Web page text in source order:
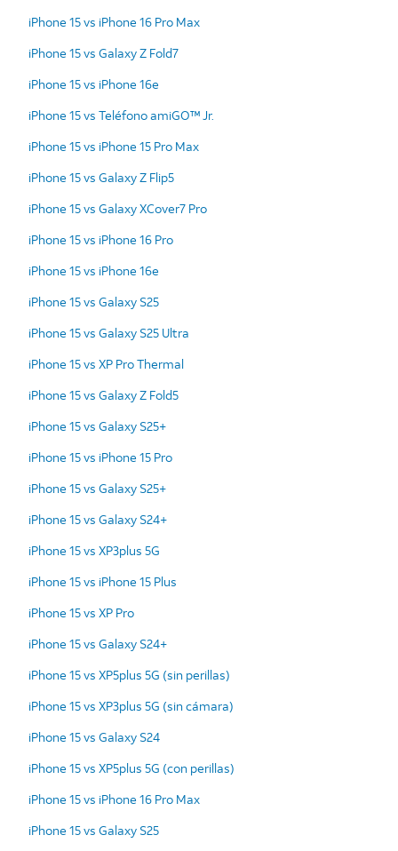
iPhone 15 vs iPhone 16 Pro Max
iPhone 15 vs Galaxy Z Fold7
iPhone 15 vs iPhone 16e
iPhone 15 vs Teléfono amiGO™ Jr.
iPhone 15 vs iPhone 15 Pro Max
iPhone 15 vs Galaxy Z Flip5
iPhone 15 vs Galaxy XCover7 Pro
iPhone 15 vs iPhone 16 Pro
iPhone 15 vs iPhone 16e
iPhone 15 vs Galaxy S25
iPhone 15 vs Galaxy S25 Ultra
iPhone 15 vs XP Pro Thermal
iPhone 15 vs Galaxy Z Fold5
iPhone 15 vs Galaxy S25+
iPhone 15 vs iPhone 15 Pro
iPhone 15 vs Galaxy S25+
iPhone 15 vs Galaxy S24+
iPhone 15 vs XP3plus 5G
iPhone 15 vs iPhone 15 Plus
iPhone 15 vs XP Pro
iPhone 15 vs Galaxy S24+
iPhone 15 vs XP5plus 5G (sin perillas)
iPhone 15 vs XP3plus 5G (sin cámara)
iPhone 15 vs Galaxy S24
iPhone 15 vs XP5plus 5G (con perillas)
iPhone 15 vs iPhone 16 Pro Max
iPhone 15 vs Galaxy S25